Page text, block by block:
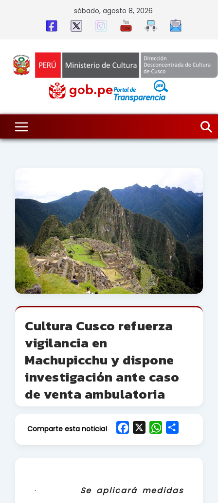
sábado, agosto 8, 2026
Cultura Cusco refuerza
vigilancia en
Machupicchu y dispone
investigación ante caso
de venta ambulatoria
Comparte esta noticia!
o
W
A
· Se aplicará medidas